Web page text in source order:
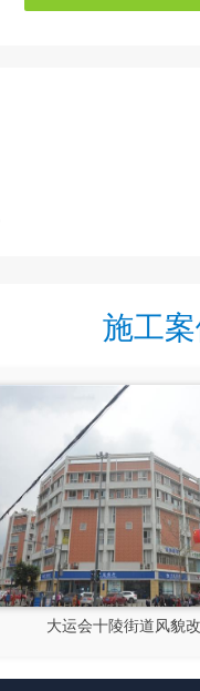
施工案
大运会十陵街道风貌改